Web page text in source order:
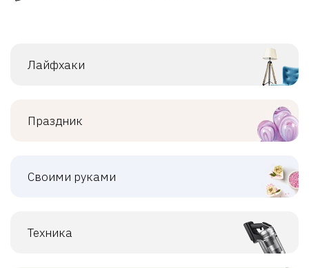
Лайфхаки
Праздник
Своими руками
Техника